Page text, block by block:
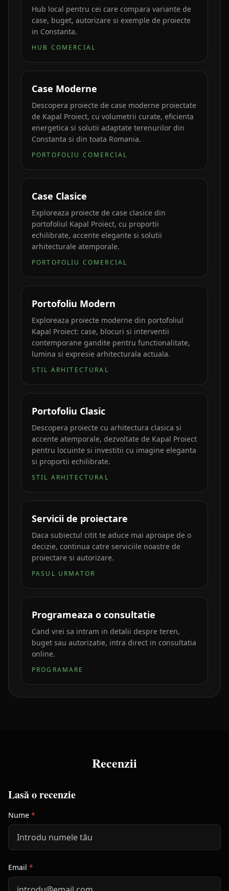
Hub local pentru cei care compara variante de
case, buget, autorizare si exemple de proiecte
in Constanta.
HUB COMERCIAL
Case Moderne
Descopera proiecte de case moderne proiectate
de Kapal Proiect, cu volumetrii curate, eficienta
energetica si solutii adaptate terenurilor din
Constanta si din toata Romania.
PORTOFOLIU COMERCIAL
Case Clasice
Exploreaza proiecte de case clasice din
portofoliul Kapal Proiect, cu proportii
echilibrate, accente elegante si solutii
arhitecturale atemporale.
PORTOFOLIU COMERCIAL
Portofoliu Modern
Exploreaza proiecte moderne din portofoliul
Kapal Proiect: case, blocuri si interventii
contemporane gandite pentru functionalitate,
lumina si expresie arhitecturala actuala.
STIL ARHITECTURAL
Portofoliu Clasic
Descopera proiecte cu arhitectura clasica si
accente atemporale, dezvoltate de Kapal Proiect
pentru locuinte si investitii cu imagine eleganta
si proportii echilibrate.
STIL ARHITECTURAL
Servicii de proiectare
Daca subiectul citit te aduce mai aproape de o
decizie, continua catre serviciile noastre de
proiectare si autorizare.
PASUL URMATOR
Programeaza o consultatie
Cand vrei sa intram in detalii despre teren,
buget sau autorizatie, intra direct in consultatia
online.
PROGRAMARE
Recenzii
Lasă o recenzie
Nume *
Email *